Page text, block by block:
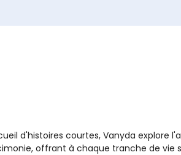
d'histoires courtes, Vanyda
offrant à chaque tranche de vie